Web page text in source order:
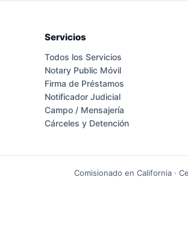
Servicios
Todos los Servicios
Notary Public Móvil
Firma de Préstamos
Notificador Judicial
Campo / Mensajería
Cárceles y Detención
Comisionado en California ·